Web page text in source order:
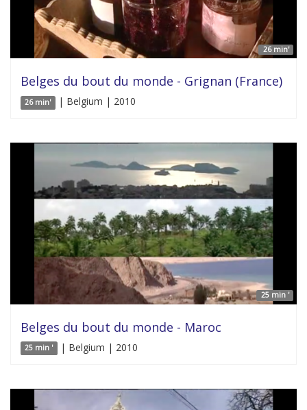
26 min'
Belges du bout du monde - Grignan (France)
26 min' | Belgium | 2010
25 min '
Belges du bout du monde - Maroc
25 min ' | Belgium | 2010